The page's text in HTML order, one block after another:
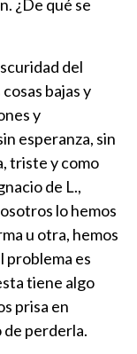
¿De qué se
del
bajas y
y
esperanza, sin
triste y como
de L.,
lo hemos
u otra, hemos
problema es
tiene algo
prisa en
de perderla.